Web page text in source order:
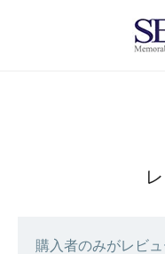
購入者のみがレビ